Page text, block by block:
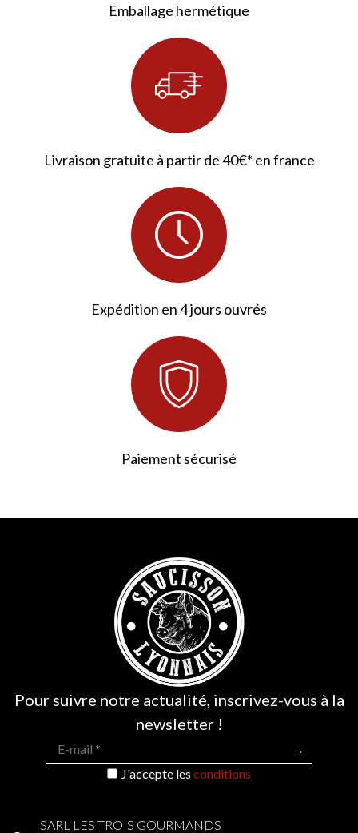
2 avis
Emballage hermétique
Livraison gratuite à partir de 40€* en france
Expédition en 4 jours ouvrés
Paiement sécurisé
Pour suivre notre actualité, inscrivez-vous à la
newsletter !
J'accepte les conditions
SARL LES TROIS GOURMANDS